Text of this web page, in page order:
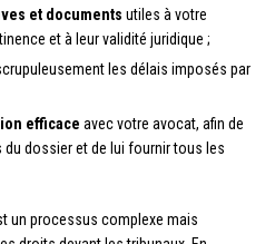
et documents utiles à votre
et à leur validité juridique ;
les délais imposés par
efficace avec votre avocat, afin de
dossier et de lui fournir tous les
un processus complexe mais